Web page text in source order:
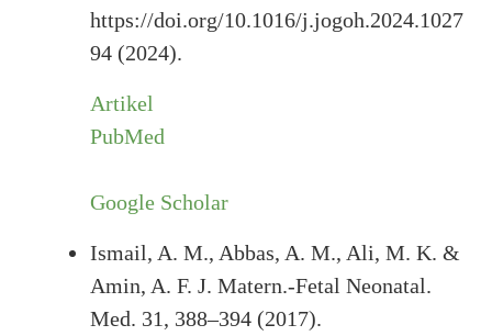
https://doi.org/10.1016/j.jogoh.2024.1027
94 (2024).
Artikel
PubMed
Google Scholar
Ismail, A. M., Abbas, A. M., Ali, M. K. &
Amin, A. F. J. Matern.-Fetal Neonatal.
Med. 31, 388–394 (2017).